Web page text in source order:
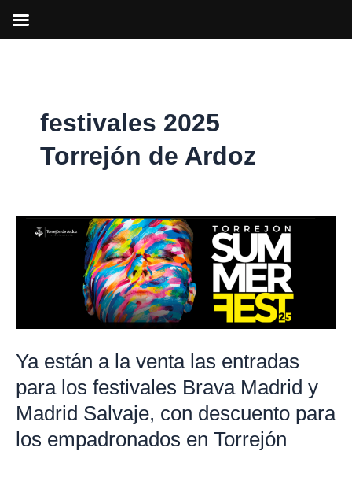
festivales 2025
Torrejón de Ardoz
Ya están a la venta las entradas
para los festivales Brava Madrid y
Madrid Salvaje, con descuento para
los empadronados en Torrejón
entradas
para
los
festivales
Brava